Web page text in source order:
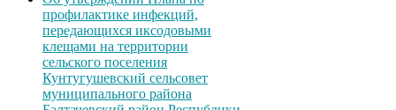
профилактике инфекций,
передающихся иксодовыми
клещами на территории
сельского поселения
Кунтугушевский сельсовет
муниципального района